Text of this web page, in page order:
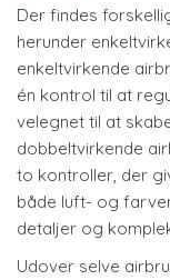
Der findes
herunder
enkeltvirkende
én kontrol til at
velegnet til at
dobbeltvirkende
to kontroller, der
både luft- og
detaljer og
Udover selve